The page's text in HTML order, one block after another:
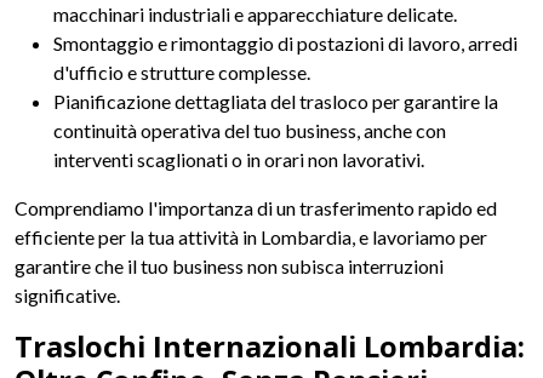
macchinari industriali e apparecchiature delicate.
Smontaggio e rimontaggio di postazioni di lavoro, arredi
d'ufficio e strutture complesse.
Pianificazione dettagliata del trasloco per garantire la
continuità operativa del tuo business, anche con
interventi scaglionati o in orari non lavorativi.
Comprendiamo l'importanza di un trasferimento rapido ed
efficiente per la tua attività in Lombardia, e lavoriamo per
garantire che il tuo business non subisca interruzioni
significative.
Traslochi Internazionali Lombardia: